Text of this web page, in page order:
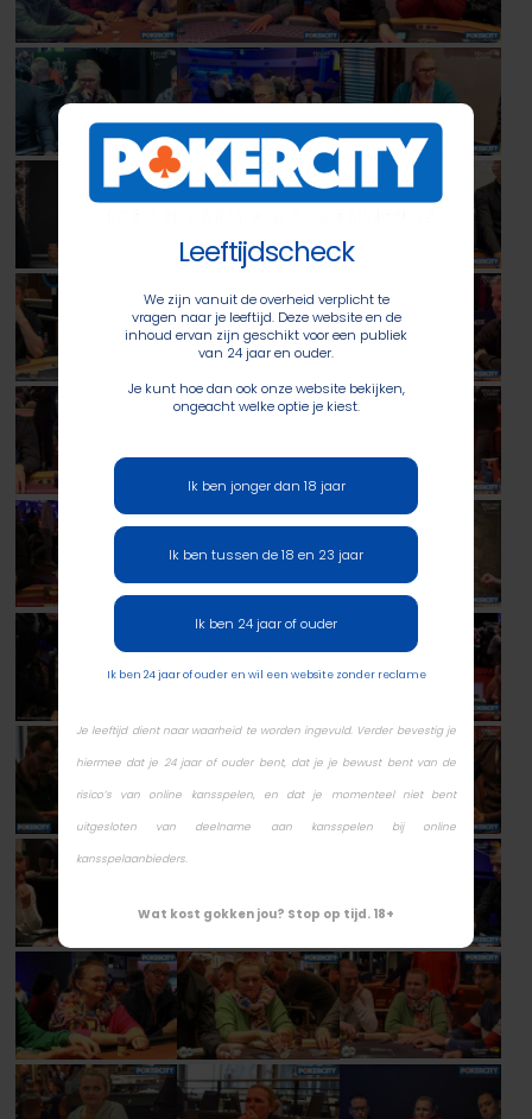
Leeftijdscheck
We zijn vanuit de overheid verplicht te
vragen naar je leeftijd. Deze website en de
inhoud ervan zijn geschikt voor een publiek
van 24 jaar en ouder.
Je kunt hoe dan ook onze website bekijken,
ongeacht welke optie je kiest.
Ik ben jonger dan 18 jaar
Ik ben tussen de 18 en 23 jaar
Ik ben 24 jaar of ouder
Ik ben 24 jaar of ouder en wil een website zonder reclame
Je leeftijd dient naar waarheid te worden ingevuld. Verder bevestig je
hiermee dat je 24 jaar of ouder bent, dat je je bewust bent van de
risico’s van online kansspelen, en dat je momenteel niet bent
uitgesloten van deelname aan kansspelen bij online
kansspelaanbieders.
Wat kost gokken jou? Stop op tijd. 18+